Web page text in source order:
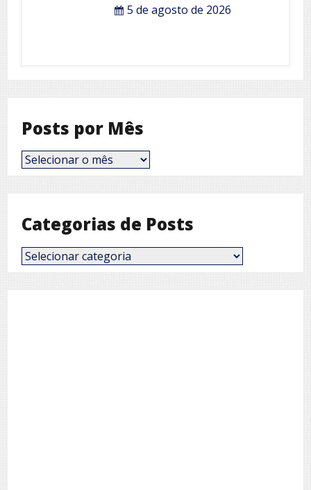
5 de agosto de 2026
Posts por Mês
Posts
por
Categorias de Posts
Categorias
de